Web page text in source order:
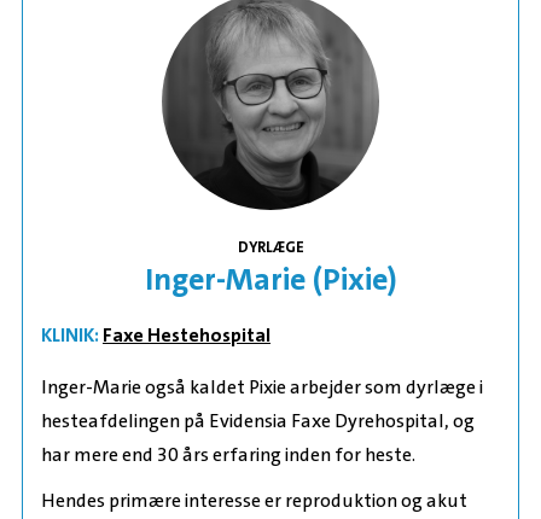
DYRLÆGE
Inger-Marie (Pixie)
KLINIK: Faxe Hestehospital
Inger-Marie også kaldet Pixie arbejder som dyrlæge i
hesteafdelingen på Evidensia Faxe Dyrehospital, og
har mere end 30 års erfaring inden for heste.
Hendes primære interesse er reproduktion og akut